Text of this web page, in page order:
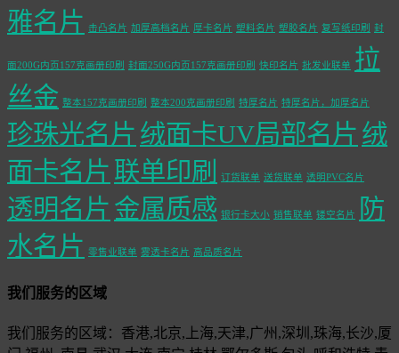
雅名片 击凸名片 加厚高档名片 厚卡名片 塑料名片 塑胶名片 复写纸印刷 封
面200G内页157克画册印刷 封面250G内页157克画册印刷 快印名片 批发业联单 拉
丝金 整本157克画册印刷 整本200克画册印刷 特厚名片 特厚名片，加厚名片
珍珠光名片 绒面卡UV局部名片 绒
面卡名片 联单印刷 订货联单 送货联单 透明PVC名片
透明名片 金属质感 银行卡大小 销售联单 镂空名片
防
水名片 零售业联单 雾透卡名片 高品质名片
我们服务的区域
我们服务的区域：香港,北京,上海,天津,广州,深圳,珠海,长沙,厦